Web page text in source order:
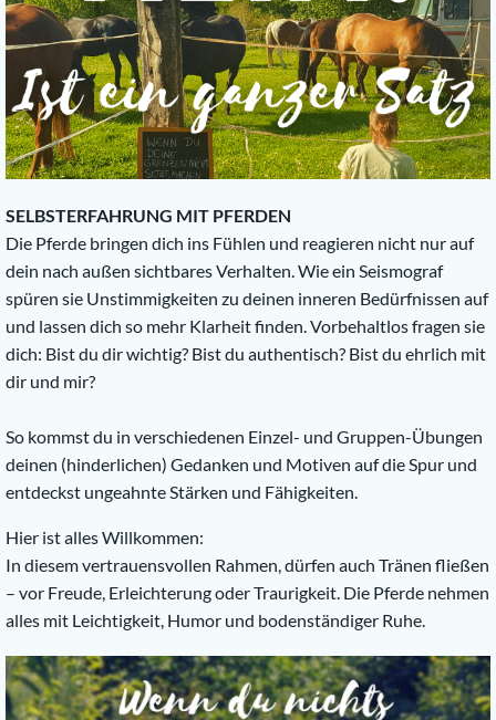
SELBSTERFAHRUNG MIT PFERDEN
Die Pferde bringen dich ins Fühlen und reagieren nicht nur auf
dein nach außen sichtbares Verhalten. Wie ein Seismograf
spüren sie Unstimmigkeiten zu deinen inneren Bedürfnissen auf
und lassen dich so mehr Klarheit finden. Vorbehaltlos fragen sie
dich: Bist du dir wichtig? Bist du authentisch? Bist du ehrlich mit
dir und mir?
So kommst du in verschiedenen Einzel- und Gruppen-Übungen
deinen (hinderlichen) Gedanken und Motiven auf die Spur und
entdeckst ungeahnte Stärken und Fähigkeiten.
Hier ist alles Willkommen:
In diesem vertrauensvollen Rahmen, dürfen auch Tränen fließen
– vor Freude, Erleichterung oder Traurigkeit. Die Pferde nehmen
alles mit Leichtigkeit, Humor und bodenständiger Ruhe.